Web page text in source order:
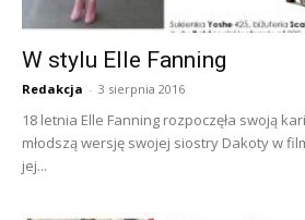
W stylu Elle Fanning
Redakcja - 3 sierpnia 2016
18 letnia Elle Fanning rozpoczęła swoją
młodszą wersję swojej siostry Dakoty w
jej...